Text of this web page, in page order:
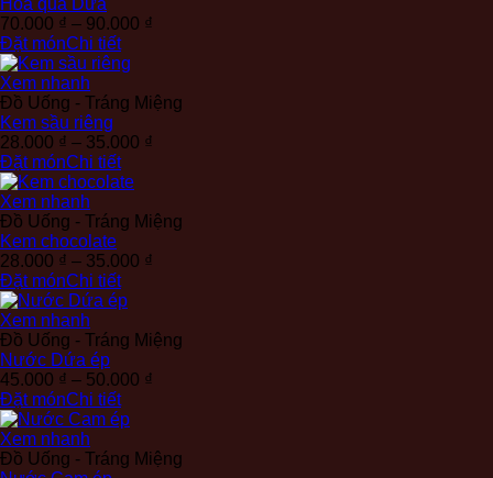
Hoa quả Dứa
70.000 ₫ – 90.000 ₫
đến
Đặt mónChi tiết
Xem nhanh
Đồ Uống - Tráng Miệng
Kem sầu riêng
28.000 ₫ – 35.000 ₫
đến
Đặt mónChi tiết
Xem nhanh
Đồ Uống - Tráng Miệng
Kem chocolate
28.000 ₫ – 35.000 ₫
đến
Đặt mónChi tiết
Xem nhanh
Đồ Uống - Tráng Miệng
Nước Dứa ép
45.000 ₫ – 50.000 ₫
đến
Đặt mónChi tiết
Xem nhanh
Đồ Uống - Tráng Miệng